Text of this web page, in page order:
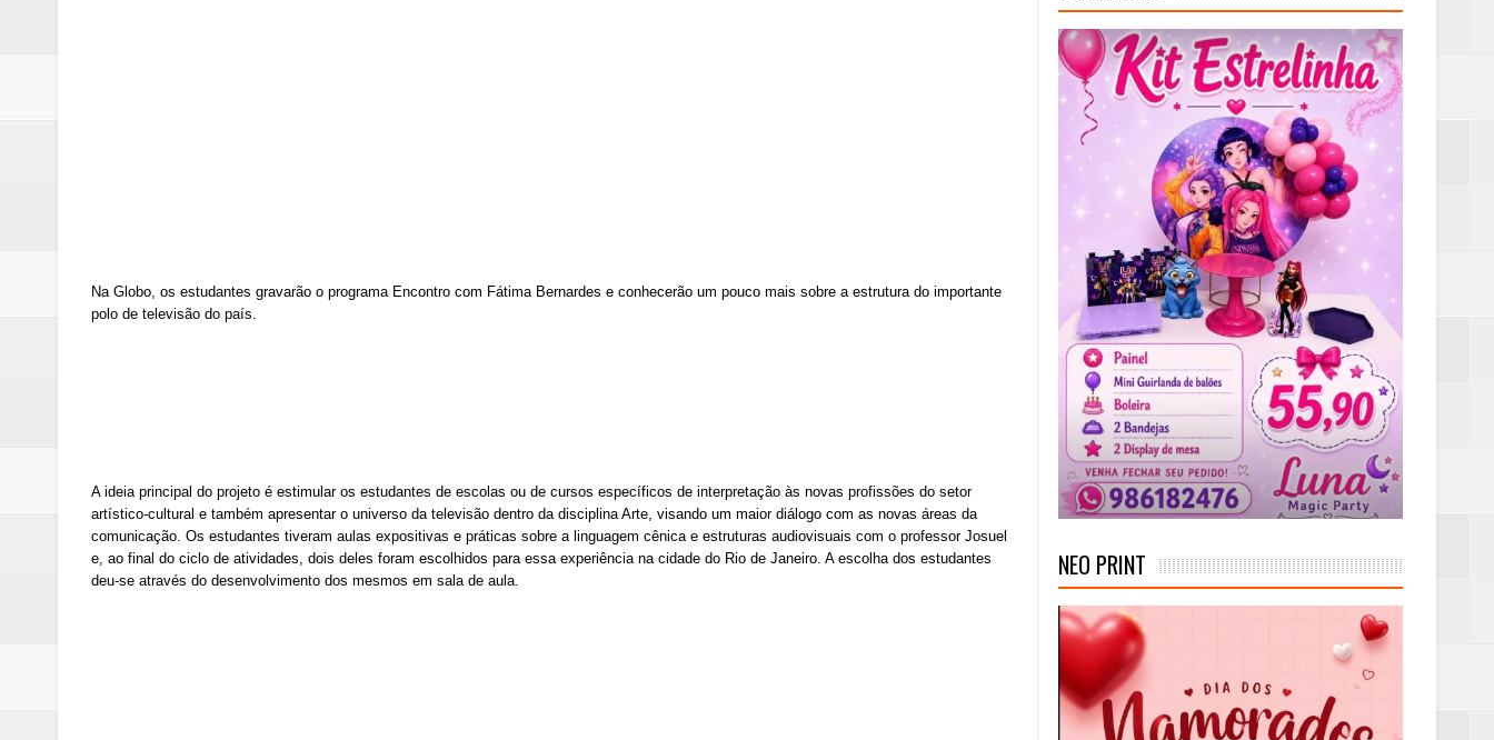
Na Globo, os estudantes gravarão o programa Encontro com Fátima Bernardes e conhecerão um pouco mais sobre a estrutura do importante
polo de televisão do país.
A ideia principal do projeto é estimular os estudantes de escolas ou de cursos específicos de interpretação às novas profissões do setor
artístico-cultural e também apresentar o universo da televisão dentro da disciplina Arte, visando um maior diálogo com as novas áreas da
comunicação. Os estudantes tiveram aulas expositivas e práticas sobre a linguagem cênica e estruturas audiovisuais com o professor Josuel
e, ao final do ciclo de atividades, dois deles foram escolhidos para essa experiência na cidade do Rio de Janeiro. A escolha dos estudantes
deu-se através do desenvolvimento dos mesmos em sala de aula.
NEO PRINT